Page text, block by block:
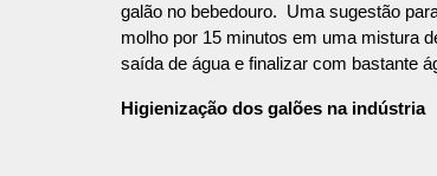
galão no bebedouro. Uma sugestão
molho por 15 minutos em uma mistura
saída de água e finalizar com bastante
Higienização dos galões na indústria